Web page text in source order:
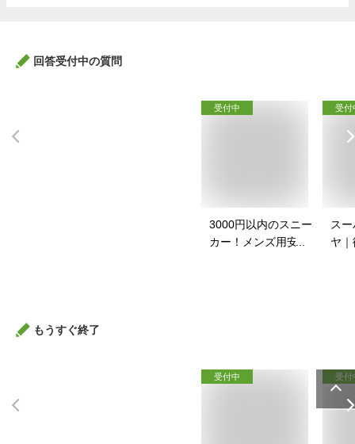
回答受付中の質問
受付中
3000円以内のスニー
カー！メンズ用安い
受付
ス
ヤ
もうすぐ終了
受付中 受付